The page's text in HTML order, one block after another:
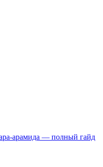
арамида — полный гайд